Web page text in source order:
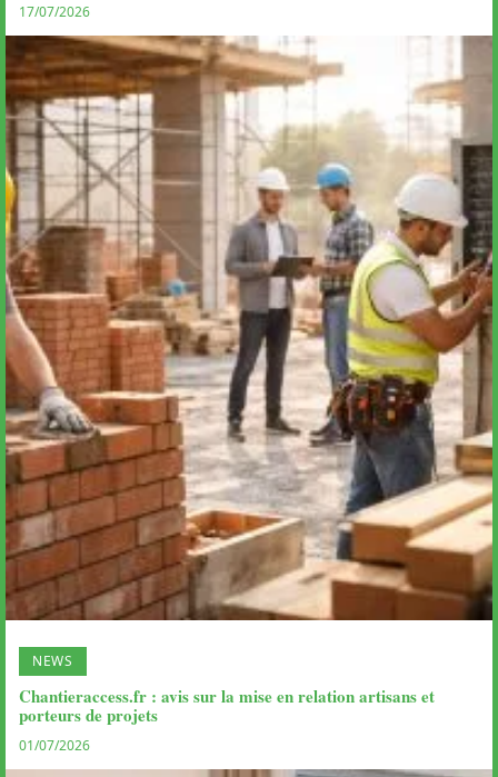
17/07/2026
NEWS
Chantieraccess.fr : avis sur la mise en relation artisans et
porteurs de projets
01/07/2026